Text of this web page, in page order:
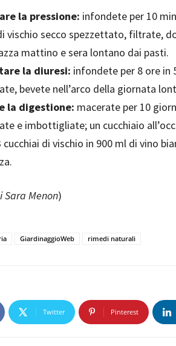
la pressione: infondete per 10
vischio secco spezzettato, filtrate,
mattino e sera lontano dai pasti.
la diuresi: infondete per 8 ore in
bevete nell’arco della giornata
la digestione: macerate per 10
e imbottigliate; un cucchiaio
di vischio in 900 ml di vino
Sara Menon)
GiardinaggioWeb rimedi naturali
Twitter Pinterest